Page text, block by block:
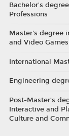
Bachelor's
Professions
Master's degree
and Video Games
International
Engineering
Post-Master’s
Interactive and
Culture and